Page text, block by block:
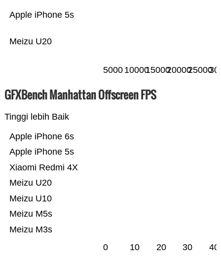
Meizu U20
Apple iPhone 5s
5000 10000150002000025000
GFXBench Manhattan Offscreen FPS
Tinggi lebih Baik
Meizu M3s
Meizu M5s
Meizu U10
Meizu U20
Xiaomi Redmi 4X
Apple iPhone 5s
Apple iPhone 6s
0 10 20 30 40